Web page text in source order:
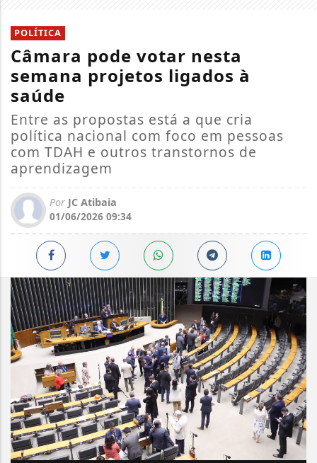
POLÍTICA
Câmara pode votar nesta
semana projetos ligados à
saúde
Entre as propostas está a que cria
política nacional com foco em pessoas
com TDAH e outros transtornos de
aprendizagem
Por JC Atibaia
01/06/2026 09:34